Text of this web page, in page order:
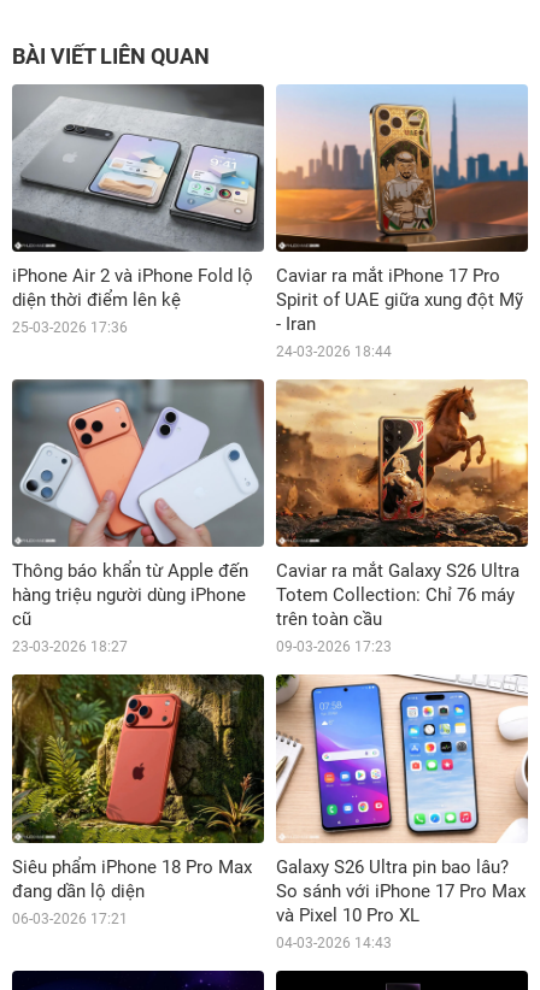
BÀI VIẾT LIÊN QUAN
iPhone Air 2 và iPhone Fold lộ
diện thời điểm lên kệ
25-03-2026 17:36
Caviar ra mắt iPhone 17 Pro
Spirit of UAE giữa xung đột Mỹ
- Iran
24-03-2026 18:44
Thông báo khẩn từ Apple đến
hàng triệu người dùng iPhone
cũ
23-03-2026 18:27
Caviar ra mắt Galaxy S26 Ultra
Totem Collection: Chỉ 76 máy
trên toàn cầu
09-03-2026 17:23
Siêu phẩm iPhone 18 Pro Max
đang dần lộ diện
06-03-2026 17:21
Galaxy S26 Ultra pin bao lâu?
So sánh với iPhone 17 Pro Max
và Pixel 10 Pro XL
04-03-2026 14:43